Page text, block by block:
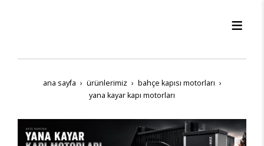
ana sayfa ürünleri̇mi̇z
bahçe kapisi motorlari
yana kayar kapi motorlari